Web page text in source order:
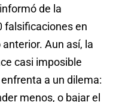
de la
falsificaciones en
Aun así, la
casi imposible
a un dilema:
menos, o bajar el